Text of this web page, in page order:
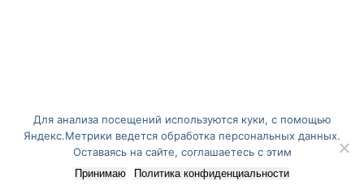
Для анализа посещений используются куки, с помощью
Яндекс.Метрики ведется обработка персональных данных.
Оставаясь на сайте, соглашаетесь с этим
Принимаю Политика конфиденциальности